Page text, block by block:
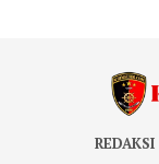
REDAKSI